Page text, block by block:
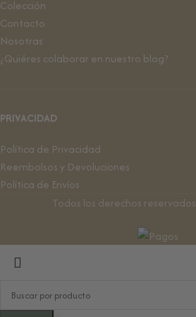
Colección
Contacto
Nosotras
¿Quiéres colaborar en nuestro blog?
PRIVACIDAD
Política de Privacidad
Reembolsos y Devoluciones
Política de Envíos
Todos los derechos reservados